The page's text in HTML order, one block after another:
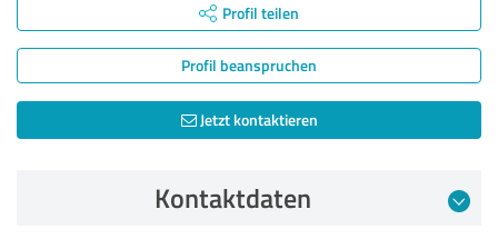
Profil teilen
Profil beanspruchen
Jetzt kontaktieren
Kontaktdaten